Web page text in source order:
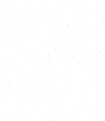
* - обязательные
Даю согласие на
с Политикой
Получить